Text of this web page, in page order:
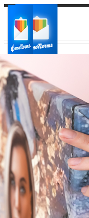
Ваш город:
Ваш регион доставки
Выберите из списка: